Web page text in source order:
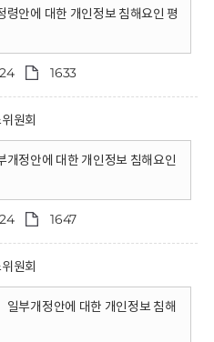
령안에 대한 개인정보 침해요인 평
1633
원회
개정안에 대한 개인정보 침해요인
1647
원회
일부개정안에 대한 개인정보 침해